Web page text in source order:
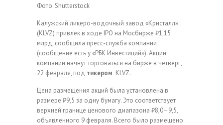
Фото: Shutterstock
Калужский ликеро-водочный завод «Кристалл»
(KLVZ) привлек в ходе IPO на Мосбирже ₽1,15
млрд, сообщила пресс-служба компании
(сообщение есть у «РБК Инвестиций»). Акции
компании начнут торговаться на бирже в четверг,
22 февраля, под тикером KLVZ.
Цена размещения акций была установлена в
размере ₽9,5 за одну бумагу. Это соответствует
верхней границе ценового диапазона ₽8,0–9,5,
объявленного 9 февраля. Всего было размещено